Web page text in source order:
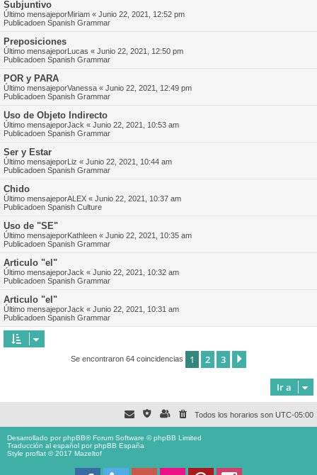
Subjuntivo
Último mensajeporMiriam « Junio 22, 2021, 12:52 pm
Publicadoen Spanish Grammar
Preposiciones
Último mensajeporLucas « Junio 22, 2021, 12:50 pm
Publicadoen Spanish Grammar
POR y PARA
Último mensajeporVanessa « Junio 22, 2021, 12:49 pm
Publicadoen Spanish Grammar
Uso de Objeto Indirecto
Último mensajeporJack « Junio 22, 2021, 10:53 am
Publicadoen Spanish Grammar
Ser y Estar
Último mensajeporLiz « Junio 22, 2021, 10:44 am
Publicadoen Spanish Grammar
Chido
Último mensajeporALEX « Junio 22, 2021, 10:37 am
Publicadoen Spanish Culture
Uso de "SE"
Último mensajeporKathleen « Junio 22, 2021, 10:35 am
Publicadoen Spanish Grammar
Articulo "el"
Último mensajeporJack « Junio 22, 2021, 10:32 am
Publicadoen Spanish Grammar
Articulo "el"
Último mensajeporJack « Junio 22, 2021, 10:31 am
Publicadoen Spanish Grammar
Se encontraron 64 coincidencias 1 2 3
Ir a
Todos los horarios son UTC-05:00
Desarrollado porphpBB® Forum Software © phpBB Limited
Traducción al español porphpBB España
Style proflat © 2017 Mazeltof